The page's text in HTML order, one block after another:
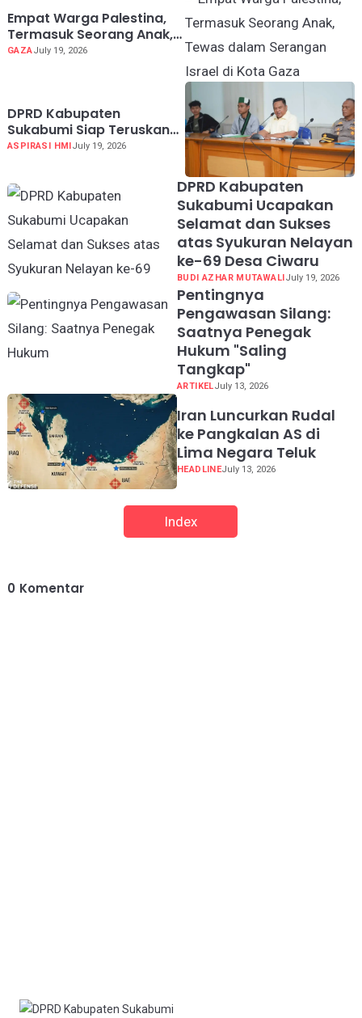
Empat Warga Palestina,
Termasuk Seorang Anak,
Tewas dalam Serangan
GAZAJuly 19, 2026
DPRD Kabupaten
Sukabumi Siap Teruskan
Aspirasi HMI ke Pusat Soal
ASPIRASI HMIJuly 19, 2026
DPRD Kabupaten
Sukabumi Ucapakan
Selamat dan Sukses
atas Syukuran Nelayan
ke-69 Desa Ciwaru
BUDI AZHAR MUTAWALI July 19, 2026
Pentingnya
Pengawasan Silang:
Saatnya Penegak
Hukum "Saling
Tangkap"
ARTIKELJuly 13, 2026
Iran Luncurkan Rudal
ke Pangkalan AS di
Lima Negara Teluk
HEADLINEJuly 13, 2026
Index
0 Komentar